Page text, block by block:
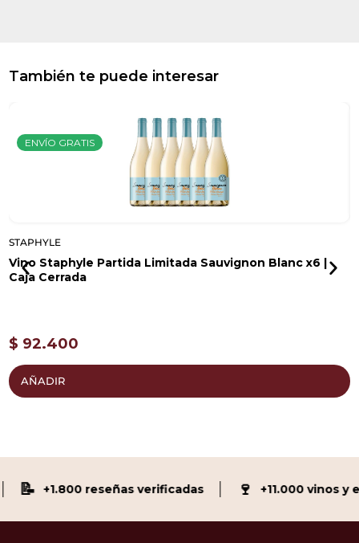
También te puede interesar
ENVÍO GRATIS
STAPHYLE
Vino Staphyle Partida Limitada Sauvignon Blanc x6 |
Caja Cerrada
$ 92.400
AÑADIR
+1.800 reseñas verificadas +11.000 vinos y